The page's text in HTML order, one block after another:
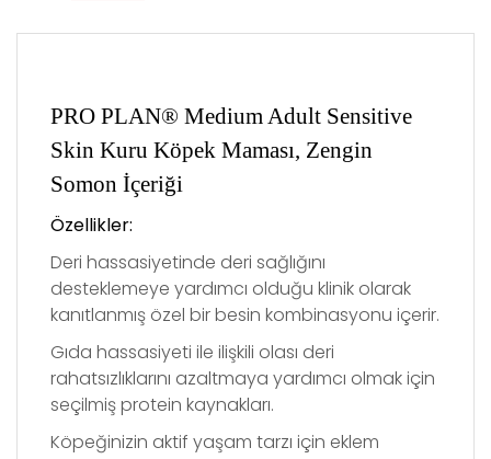
PRO PLAN® Medium Adult Sensitive
Skin Kuru Köpek Maması, Zengin
Somon İçeriği
Özellikler:
Deri hassasiyetinde deri sağlığını
desteklemeye yardımcı olduğu klinik olarak
kanıtlanmış özel bir besin kombinasyonu içerir.
Gıda hassasiyeti ile ilişkili olası deri
rahatsızlıklarını azaltmaya yardımcı olmak için
seçilmiş protein kaynakları.
Köpeğinizin aktif yaşam tarzı için eklem